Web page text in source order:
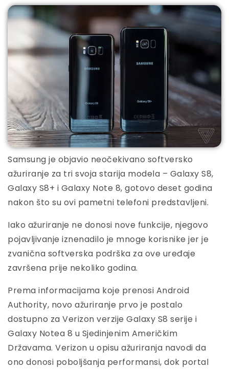
Samsung je objavio neočekivano softversko
ažuriranje za tri svoja starija modela – Galaxy S8,
Galaxy S8+ i Galaxy Note 8, gotovo deset godina
nakon što su ovi pametni telefoni predstavljeni.
Iako ažuriranje ne donosi nove funkcije, njegovo
pojavljivanje iznenadilo je mnoge korisnike jer je
zvanična softverska podrška za ove uređaje
završena prije nekoliko godina.
Prema informacijama koje prenosi Android
Authority, novo ažuriranje prvo je postalo
dostupno za Verizon verzije Galaxy S8 serije i
Galaxy Notea 8 u Sjedinjenim Američkim
Državama. Verizon u opisu ažuriranja navodi da
ono donosi poboljšanja performansi, dok portal